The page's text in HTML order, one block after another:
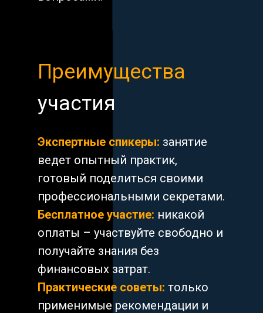
Преимущества
участия
Экспертные спикеры: занятие
ведет опытный практик,
готовый поделиться своими
профессиональными секретами.
Бесплатное участие: никакой
оплаты – участвуйте свободно и
получайте знания без
финансовых затрат.
Практические советы: только
применимые рекомендации и